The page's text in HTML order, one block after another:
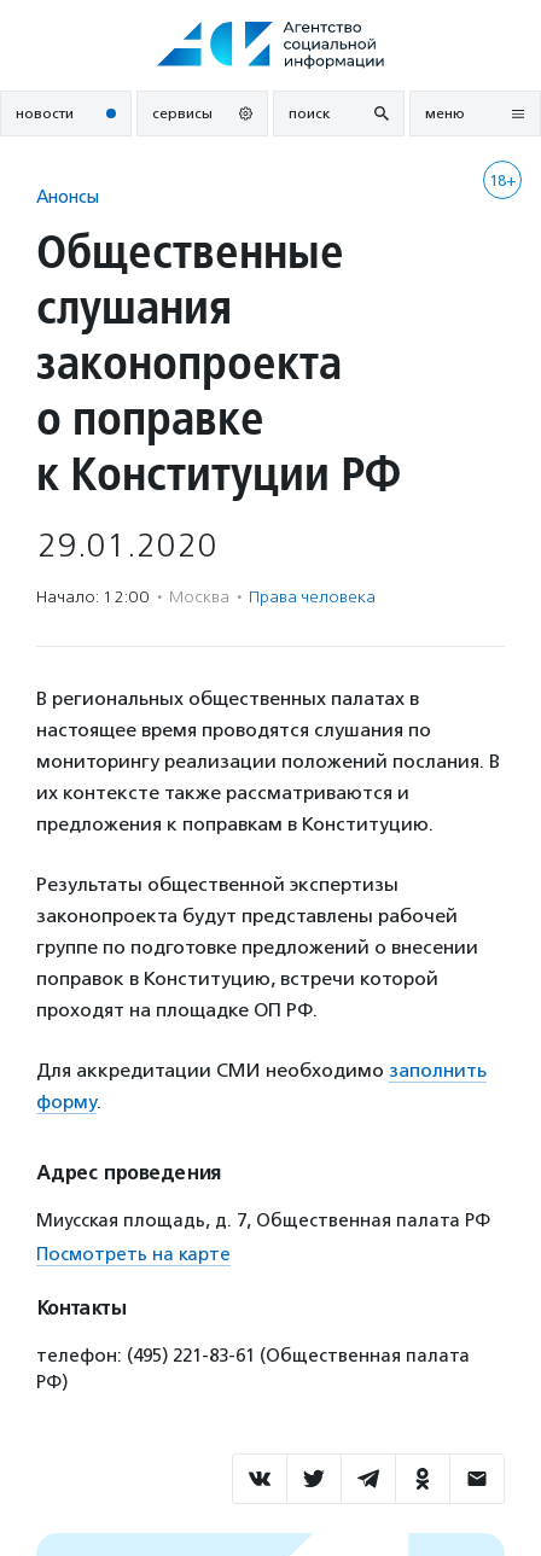
новости сервисы поиск меню
18+
Анонсы
Общественные
слушания
законопроекта
о поправке
к Конституции РФ
29.01.2020
Начало: 12:00 · Москва · Права человека
В региональных общественных палатах в
настоящее время проводятся слушания по
мониторингу реализации положений послания. В
их контексте также рассматриваются и
предложения к поправкам в Конституцию.
Результаты общественной экспертизы
законопроекта будут представлены рабочей
группе по подготовке предложений о внесении
поправок в Конституцию, встречи которой
проходят на площадке ОП РФ.
Для аккредитации СМИ необходимо заполнить
форму.
Адрес проведения
Миусская площадь, д. 7, Общественная палата РФ
Посмотреть на карте
Контакты
телефон: (495) 221-83-61 (Общественная палата
РФ)